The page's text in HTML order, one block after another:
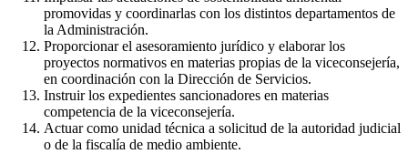
promovidas y coordinarlas con los distintos departamentos de
la Administración.
Proporcionar el asesoramiento jurídico y elaborar los
proyectos normativos en materias propias de la viceconsejería,
en coordinación con la Dirección de Servicios.
Instruir los expedientes sancionadores en materias
competencia de la viceconsejería.
Actuar como unidad técnica a solicitud de la autoridad judicial
o de la fiscalía de medio ambiente.